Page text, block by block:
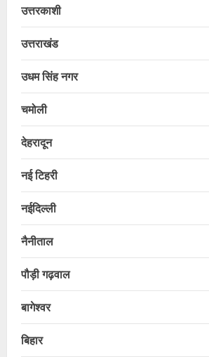
उत्तरकाशी
उत्तराखंड
उधम सिंह नगर
चमोली
देहरादून
नई टिहरी
नईदिल्ली
नैनीताल
पौड़ी गढ़वाल
बागेश्वर
बिहार